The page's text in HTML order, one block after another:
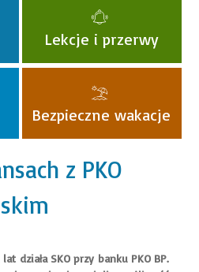
Lekcje i przerwy
Bezpieczne wakacje
z PKO
działa SKO przy banku PKO BP.